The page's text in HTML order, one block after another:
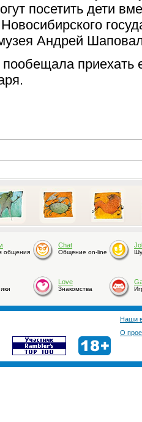
посетить дети
Андрей
общения
Chat
Общение on-line
Love
Знакомства
Наши
О